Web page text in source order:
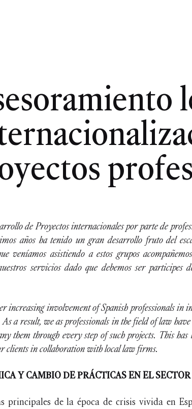
de Proyectos internacionales por parte de
años ha tenido un gran desarrollo fruto del
veníamos asistiendo a estos grupos
servicios dado que debemos ser participes
increasing involvement of Spanish professionals in
a result, we as professionals in the field of law
them through every step of such projects. This
clients in collaboration with local law firms.
Y CAMBIO DE PRÁCTICAS EN EL SECTOR
principales de la época de crisis vivida en